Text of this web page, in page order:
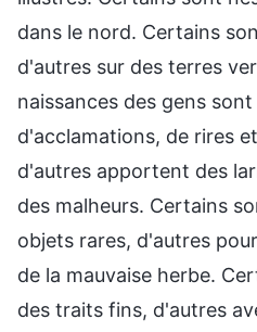
dans le nord. Certains
d'autres sur des terres
naissances des gens
d'acclamations, de rires
d'autres apportent des
des malheurs. Certains
objets rares, d'autres
de la mauvaise herbe.
des traits fins, d'autres